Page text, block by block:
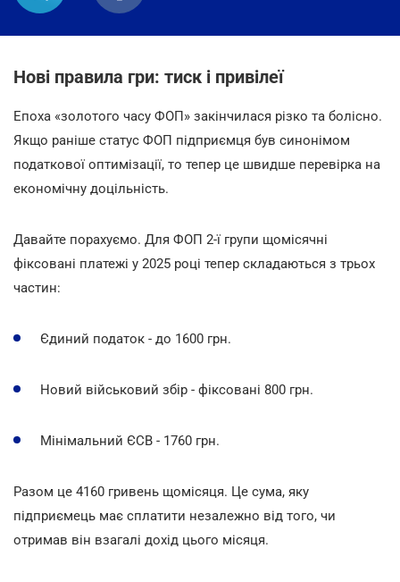
Нові правила гри: тиск і привілеї
Епоха «золотого часу ФОП» закінчилася різко та болісно.
Якщо раніше статус ФОП підприємця був синонімом
податкової оптимізації, то тепер це швидше перевірка на
економічну доцільність.
Давайте порахуємо. Для ФОП 2-ї групи щомісячні
фіксовані платежі у 2025 році тепер складаються з трьох
частин:
Єдиний податок - до 1600 грн.
Новий військовий збір - фіксовані 800 грн.
Мінімальний ЄСВ - 1760 грн.
Разом це 4160 гривень щомісяця. Це сума, яку
підприємець має сплатити незалежно від того, чи
отримав він взагалі дохід цього місяця.